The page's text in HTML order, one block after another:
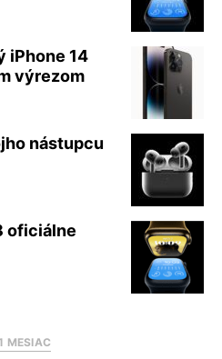
iPhone 14
výrezom
nástupcu
oficiálne
MESIAC